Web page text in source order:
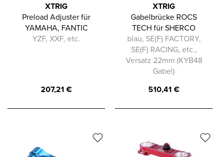
XTRIG
Preload Adjuster für
YAMAHA, FANTIC
YZF, XXF, etc.
207,21 €
XTRIG
Gabelbrücke ROCS
TECH für SHERCO
blau, SE(F) FACTORY,
SE(F) RACING, etc.,
Versatz 22mm (KYB48
Gabel)
510,41 €